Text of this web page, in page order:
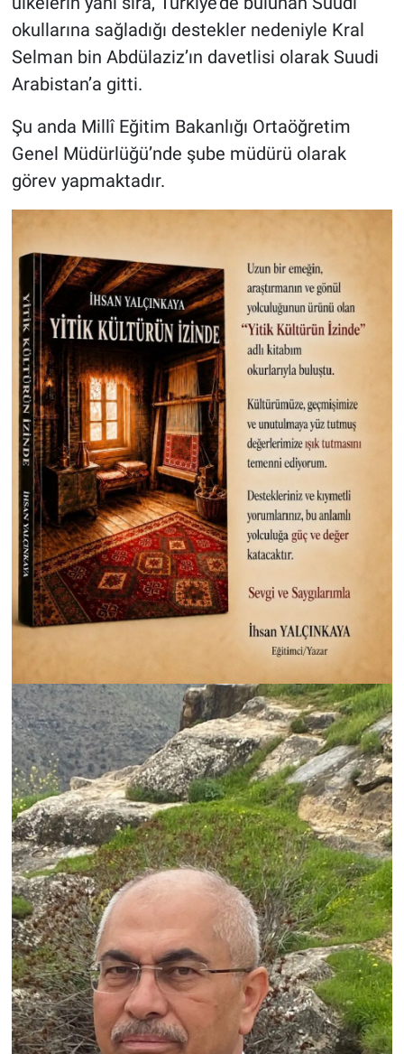
okullarına sağladığı destekler nedeniyle Kral
Selman bin Abdülaziz’ın davetlisi olarak Suudi
Arabistan’a gitti.
Şu anda Millî Eğitim Bakanlığı Ortaöğretim
Genel Müdürlüğü’nde şube müdürü olarak
görev yapmaktadır.